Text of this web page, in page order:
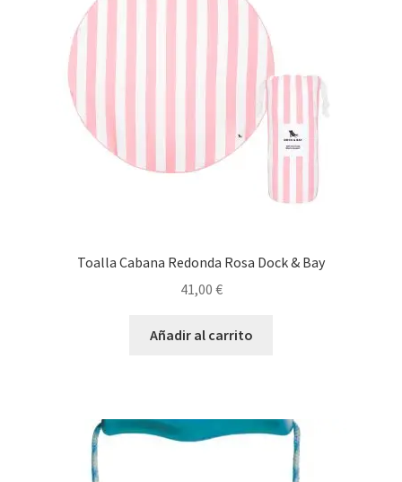
Toalla Cabana Redonda Rosa Dock & Bay
41,00 €
Añadir al carrito